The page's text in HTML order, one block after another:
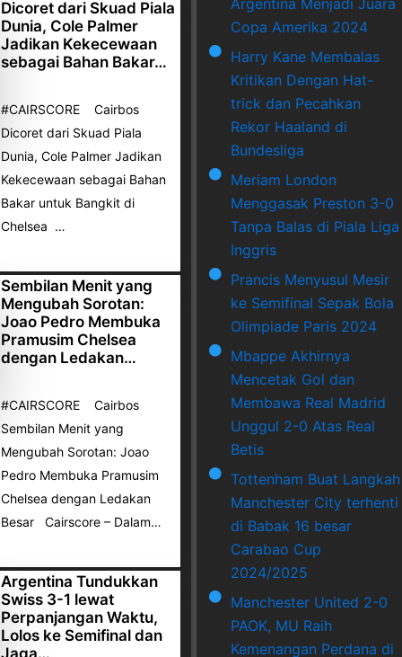
Dicoret dari Skuad Piala
Dunia, Cole Palmer
Jadikan Kekecewaan
sebagai Bahan Bakar…
#CAIRSCORE Cairbos
Dicoret dari Skuad Piala
Dunia, Cole Palmer Jadikan
Kekecewaan sebagai Bahan
Bakar untuk Bangkit di
Chelsea …
Sembilan Menit yang
Mengubah Sorotan:
Joao Pedro Membuka
Pramusim Chelsea
dengan Ledakan…
#CAIRSCORE Cairbos
Sembilan Menit yang
Mengubah Sorotan: Joao
Pedro Membuka Pramusim
Chelsea dengan Ledakan
Besar Cairscore – Dalam…
Argentina Tundukkan
Swiss 3-1 lewat
Perpanjangan Waktu,
Lolos ke Semifinal dan
Jaga…
Copa Amerika 2024
Harry Kane Membalas
Kritikan Dengan Hat-
trick dan Pecahkan
Rekor Haaland di
Bundesliga
Meriam London
Menggasak Preston 3-0
Tanpa Balas di Piala Liga
Inggris
Prancis Menyusul Mesir
ke Semifinal Sepak Bola
Olimpiade Paris 2024
Mbappe Akhirnya
Mencetak Gol dan
Membawa Real Madrid
Unggul 2-0 Atas Real
Betis
Tottenham Buat Langkah
Manchester City terhenti
di Babak 16 besar
Carabao Cup
2024/2025
Manchester United 2-0
PAOK, MU Raih
Kemenangan Perdana di